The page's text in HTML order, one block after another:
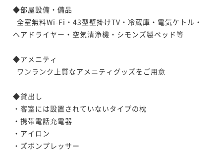
◆部屋設備・備品
ヘアドライヤー・空気清浄機・シモンズ製ベッド等
◆アメニティ
◆貸出し
・客室には設置されていないタイプの枕
・携帯電話充電器
・アイロン
・ズボンプレッサー